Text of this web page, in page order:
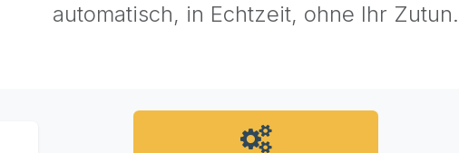
automatisch, in Echtzeit, ohne Ihr Zutun.